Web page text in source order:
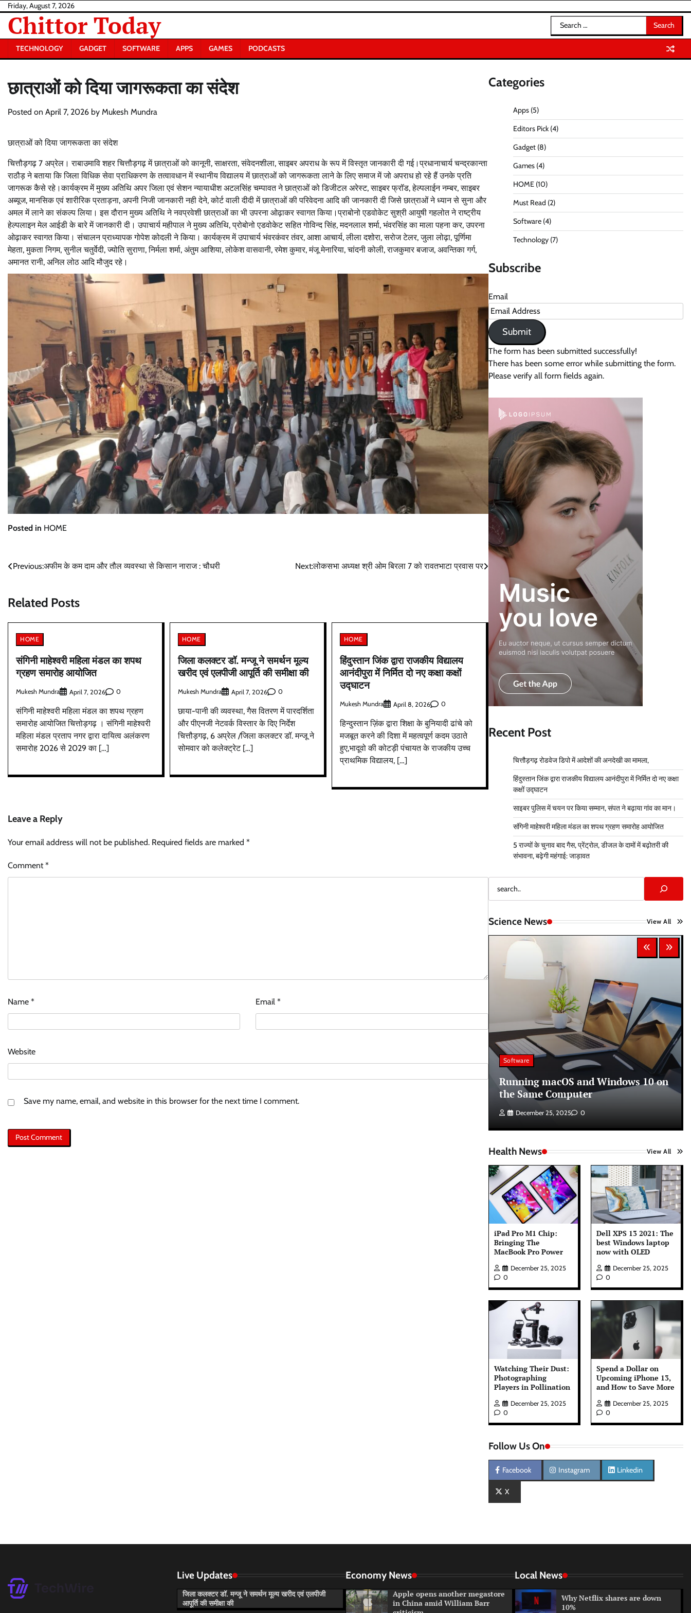
Skip
content
Friday, August 7, 2026
Chittor Today
Search
for:
TECHNOLOGY GADGET SOFTWARE APPS GAMES PODCASTS
छात्राओं को दिया जागरूकता का संदेश
Posted on April 7, 2026 by Mukesh Mundra
छात्राओं को दिया जागरूकता का संदेश
चित्तौड़गढ़ 7 अप्रेल। राबाउमावि शहर चित्तौड़गढ़ में छात्राओं को कानूनी, साक्षरता, संवेदनशीला, साइबर अपराध के रूप में विस्तृत जानकारी दी गई।प्रधानाचार्य चन्द्रकान्ता
राठौड़ ने बताया कि जिला विधिक सेवा प्राधिकरण के तत्वावधान में स्थानीय विद्यालय में छात्राओं को जागरूकता लाने के लिए समाज में जो अपराध हो रहे हैं उनके प्रति
जागरूक कैसे रहे।कार्यक्रम में मुख्य अतिथि अपर जिला एवं सेशन न्यायाधीश अटलसिंह चम्पावत ने छात्राओं को डिजीटल अरेस्ट, साइबर फ्रॉड, हेल्पलाईन नम्बर, साइबर
अब्यूज, मानसिक एवं शारीरिक प्रताड़ना, अपनी निजी जानकारी नही देने, कोर्ट वाली दीदी में छात्राओं की परिवेदना आदि की जानकारी दी जिसे छात्राओं ने ध्यान से सुना और
अमल में लाने का संकल्प लिया। इस दौरान मुख्य अतिथि ने नवप्रवेशी छात्राओं का भी उपरना ओढ़ाकर स्वागत किया।प्राबोनो एडवोकेट सुश्री आयुषी गहलोत ने राष्ट्रीय
हेल्पलाइन मेल आईडी के बारे में जानकारी दी। उपाचार्य महीपाल ने मुख्य अतिथि, प्रोबोनो एडवोकेट सहित गोविन्द सिंह, मदनलाल शर्मा, भंवरसिंह का माला पहना कर, उपरना
ओढ़ाकर स्वागत किया। संचालन प्राध्यापक गोपेश कोदली ने किया। कार्यक्रम में उपाचार्य भंवरकंवर तंवर, आशा आचार्य, लीला दशोरा, सरोज टेलर, जुला लोढ़ा, पूर्णिमा
मेहता, मुकता निगम, सुनील चतुर्वेदी, ज्योति सुराणा, निर्मला शर्मा, अंतुम आशिया, लोकेश वासवानी, रमेश कुमार, मंजू मेनारिया, चांदनी कोली, राजकुमार बजाज, अवन्तिका गर्ग,
अमानत रानी, अनिल लोठ आदि मौजुद रहे।
Posted in HOME
Post
Previous:अफीम के कम दाम और तौल व्यवस्था से किसान नाराज : चौधरी Next:लोकसभा अध्यक्ष श्री ओम बिरला 7 को रावतभाटा प्रवास पर
Related Posts
HOME
संगिनी माहेश्वरी महिला मंडल का शपथ
ग्रहण समारोह आयोजित
Mukesh Mundra April 7, 2026 0
संगिनी माहेश्वरी महिला मंडल का शपथ ग्रहण
समारोह आयोजित चित्तोड़गढ़ । संगिनी माहेश्वरी
महिला मंडल प्रताप नगर द्वारा दायित्व अलंकरण
समारोह 2026 से 2029 का […]
HOME
जिला कलक्टर डॉ. मन्जू ने समर्थन मूल्य
खरीद एवं एलपीजी आपूर्ति की समीक्षा की
Mukesh Mundra April 7, 2026 0
छाया-पानी की व्यवस्था, गैस वितरण में पारदर्शिता
और पीएनजी नेटवर्क विस्तार के दिए निर्देश
चित्तौड़गढ़, 6 अप्रेल /जिला कलक्टर डॉ. मन्जू ने
सोमवार को कलेक्ट्रेट […]
HOME
हिंदुस्तान जिंक द्वारा राजकीय विद्यालय
आनंदीपुरा में निर्मित दो नए कक्षा कक्षों
उद्घाटन
Mukesh Mundra April 8, 2026 0
हिन्दुस्तान ज़िंक द्वारा शिक्षा के बुनियादी ढांचे को
मजबूत करने की दिशा में महत्वपूर्ण कदम उठाते
हुए,भादूवो की कोटड़ी पंचायत के राजकीय उच्च
प्राथमिक विद्यालय, […]
Leave a Reply
Your email address will not be published. Required fields are marked *
Comment*
Name * Email*
Website
Save my name, email, and website in this browser for the next time I comment.
Categories
Apps(5)
Editors Pick(4)
Gadget(8)
Games(4)
HOME(10)
Must Read (2)
Software(4)
Technology(7)
Subscribe
Email
Submit
The form has been submitted successfully!
There has been some error while submitting the form.
Please verify all form fields again.
Recent Post
चित्तौड़गढ़ रोडवेज डिपो में आदेशों की अनदेखी का मामला,
हिंदुस्तान जिंक द्वारा राजकीय विद्यालय आनंदीपुरा में निर्मित दो नए कक्षा
कक्षों उद्घाटन
साइबर पुलिस में चयन पर किया सम्मान, संपत ने बढ़ाया गांव का मान।
संगिनी माहेश्वरी महिला मंडल का शपथ ग्रहण समारोह आयोजित
5 राज्यों के चुनाव बाद गैस, प्रेंट्रोल, डीजल के दामों में बढ़ोतरी की
संभावना, बढ़ेगी महंगाई: जाड़ावत
Science News View All
This Is a Giant Shipworm. You May
Software
Running macOS and Windows 10 on
the Same Computer
December 25, 2025 0
Health News View All
iPad Pro M1 Chip:
Bringing The
MacBook Pro Power
December 25, 2025
0
Dell XPS 13 2021: The
best Windows laptop
now with OLED
December 25, 2025
0
Watching Their Dust:
Photographing
Players in Pollination
December 25, 2025
0
Spend a Dollar on
Upcoming iPhone 13,
and How to Save More
December 25, 2025
0
Follow Us On
Facebook Instagram Linkedin
X
Live Updates
जिला कलक्टर डॉ. मन्जू ने समर्थन मूल्य खरीद एवं एलपीजी
आपूर्ति की समीक्षा की
Economy News
Apple opens another megastore
in China amid William Barr
Local News
Why Netflix shares are down
10%